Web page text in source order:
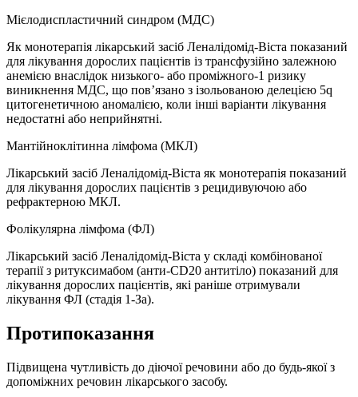
Мієлодиспластичний синдром (МДС)
Як монотерапія лікарський засіб Леналідомід-Віста показаний
для лікування дорослих пацієнтів із трансфузійно залежною
анемією внаслідок низького- або проміжного-1 ризику
виникнення МДС, що пов’язано з ізольованою делецією 5q
цитогенетичною аномалією, коли інші варіанти лікування
недостатні або неприйнятні.
Мантійноклітинна лімфома (МКЛ)
Лікарський засіб Леналідомід-Віста як монотерапія показаний
для лікування дорослих пацієнтів з рецидивуючою або
рефрактерною МКЛ.
Фолікулярна лімфома (ФЛ)
Лікарський засіб Леналідомід-Віста у складі комбінованої
терапії з ритуксимабом (анти-CD20 антитіло) показаний для
лікування дорослих пацієнтів, які раніше отримували
лікування ФЛ (стадія 1-За).
Протипоказання
Підвищена чутливість до діючої речовини або до будь-якої з
допоміжних речовин лікарського засобу.